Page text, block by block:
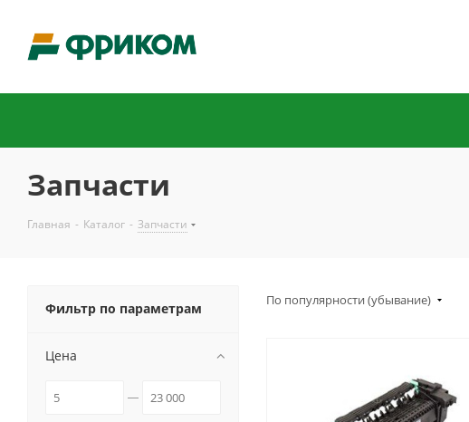
Запчасти
Главная - Каталог - Запчасти
По популярности (убывание)
Фильтр по параметрам
Цена